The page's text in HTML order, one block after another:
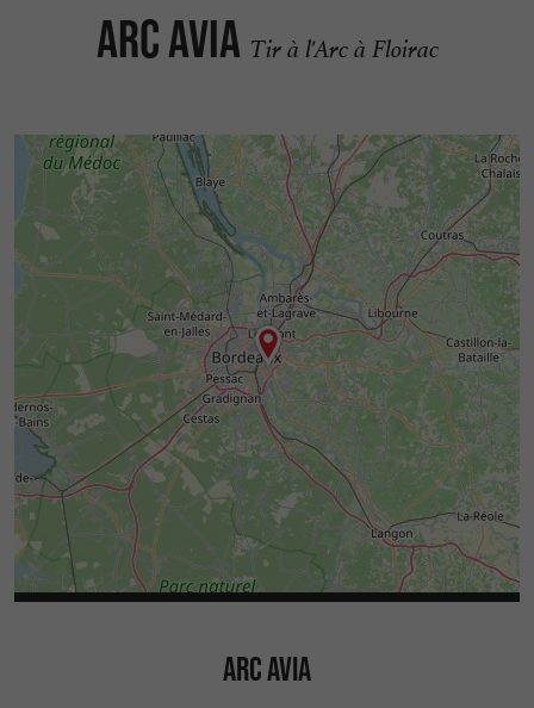
ARC AVIA Tir à l'Arc à Floirac
ARC AVIA